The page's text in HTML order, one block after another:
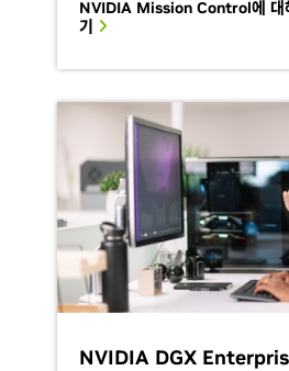
NVIDIA Mission Control에 대
기
NVIDIA DGX